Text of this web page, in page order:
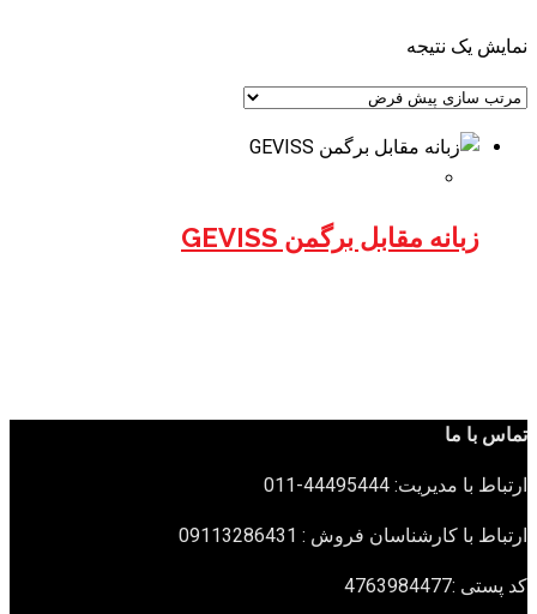
نمایش یک نتیجه
زبانه مقابل برگمن GEVISS
تماس با ما
ارتباط با مدیریت: 44495444-011
ارتباط با کارشناسان فروش : 09113286431
کد پستی :4763984477